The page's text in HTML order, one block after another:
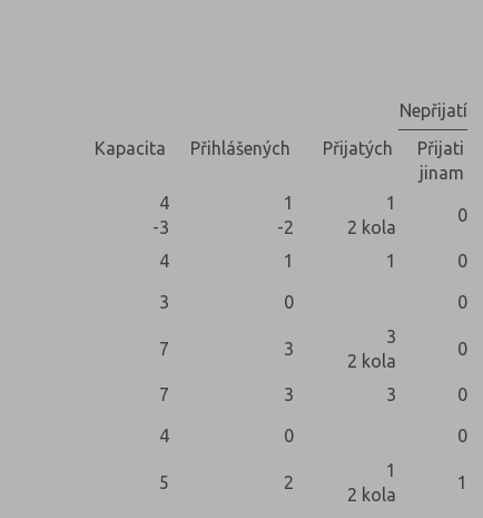
Nepřijatí
Kapacita Přihlášených Přijatých
Přijati
jinam
4
-3
1
-2
1
2 kola
0
4 1 1 0
3 0 0
7 3
3
2 kola
0
7 3 3 0
4 0 0
5 2
1
2 kola
1